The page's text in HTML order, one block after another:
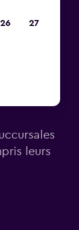
leurs
26 27